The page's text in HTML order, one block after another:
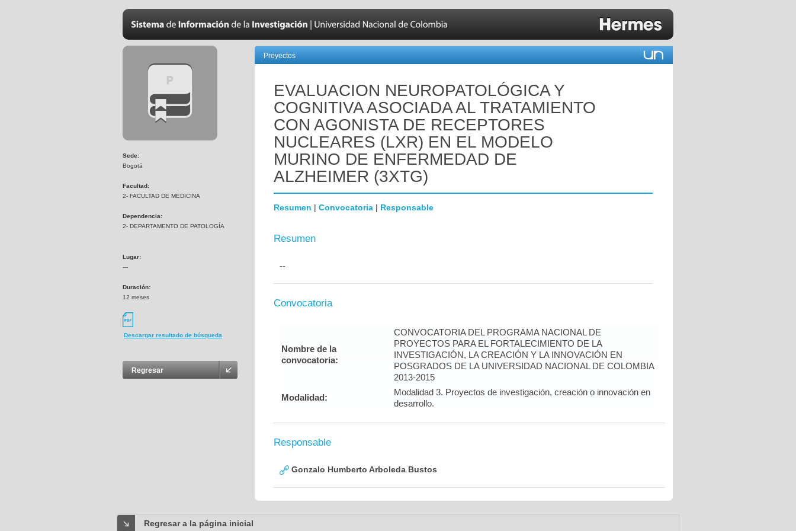
Sede:
Bogotá
Facultad:
2- FACULTAD DE MEDICINA
Dependencia:
2- DEPARTAMENTO DE PATOLOGÍA
Lugar:
---
Duración:
12 meses
Descargar resultado de búsqueda
Regresar
Proyectos
EVALUACION NEUROPATOLÓGICA Y
COGNITIVA ASOCIADA AL TRATAMIENTO
CON AGONISTA DE RECEPTORES
NUCLEARES (LXR) EN EL MODELO
MURINO DE ENFERMEDAD DE
ALZHEIMER (3XTG)
Resumen | Convocatoria | Responsable
Resumen
--
Convocatoria
Nombre de la
convocatoria:
CONVOCATORIA DEL PROGRAMA NACIONAL DE
PROYECTOS PARA EL FORTALECIMIENTO DE LA
INVESTIGACIÓN, LA CREACIÓN Y LA INNOVACIÓN EN
POSGRADOS DE LA UNIVERSIDAD NACIONAL DE COLOMBIA
2013-2015
Modalidad:
Modalidad 3. Proyectos de investigación, creación o innovación en
desarrollo.
Responsable
Gonzalo Humberto Arboleda Bustos
Regresar a la página inicial